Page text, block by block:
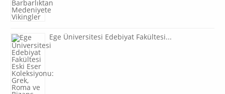
Ege Üniversitesi Edebiyat Fakültesi...